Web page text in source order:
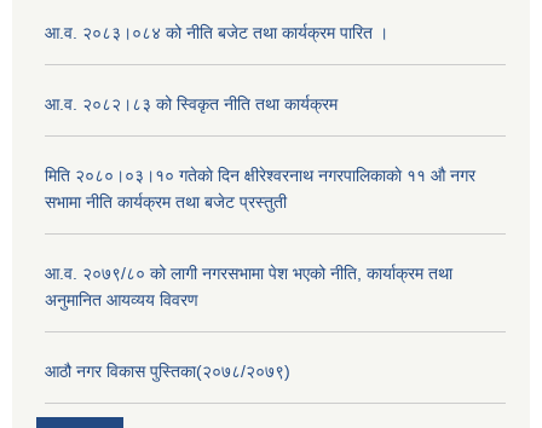
आ.व. २०८३।०८४ को नीति बजेट तथा कार्यक्रम पारित ।
आ.व. २०८२।८३ को स्विकृत नीति तथा कार्यक्रम
मिति २०८०।०३।१० गतेकाे दिन क्षीरेश्वरनाथ नगरपालिकाकाे ११ ‍औ नगर
सभामा नीति कार्यक्रम तथा बजेट प्रस्तुती
आ.व. २०७९/८० को लागी नगरसभामा पेश भएको नीति, कार्याक्रम तथा
अनुमानित आयव्यय विवरण
आठौ नगर विकास पुस्तिका(२०७८/२०७९)